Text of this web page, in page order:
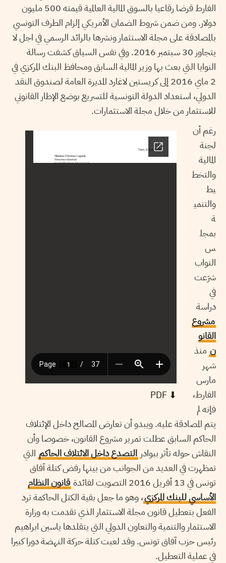
الفارط قرضا رقاعيا بالسوق المالية العالمية قيمته 500 مليون
دولار. ومن ضمن شروط الضمان الأمريكي إلزام الطرف التونسي
بالمصادقة على مجلة الاستثمار ونشرها بالرائد الرسمي في اجل لا
يتجاوز 30 سبتمبر 2016. وفي نفس السياق كشفت رسالة
النوايا التي بعث بها وزير المالية السابق ومحافظ البنك المركزي في
2 ماي 2016 إلى كريستين لاغارد المديرة العامة لصندوق النقد
الدولي، استعداد الدولة التونسية للتسريع بوضع الإطار القانوني
للاستثمار من خلال مجلة الاستثمارات.
⬇︎ PDF
رغم أن
لجنة
المالية
والتخط
يط
والتنمي
ة
بمجل
س
النواب
شرَعت
في
دراسة
مشروع
القانو
ن منذ
شهر
مارس
الفارط،
فإنه لم
يتم المصادقة عليه. ويبدو أن تعارض المصالح داخل الإئتلاف
الحاكم السابق عطلت تمرير مشروع القانون، خصوصا وأن
النقاش حوله تأثر ببوادر التصدع داخل الائتلاف الحاكم التي
تمظهرت في العديد من الجوانب من بينها رفض كتلة آفاق
تونس في 13 أفريل 2016 التصويت لفائدة
قانون النظام
الأساسي للبنك المركزي، وهو ما جعل بقية الكتل الحاكمة ترد
الفعل بتعطيل قانون مجلة الاستثمار الذي تقدمت به وزارة
الاستثمار والتنمية والتعاون الدولي التي يتقلدها ياسين ابراهيم
رئيس حزب آفاق تونس. وقد لعبت كتلة حركة النهضة دورا كبيرا
في عملية التعطيل.